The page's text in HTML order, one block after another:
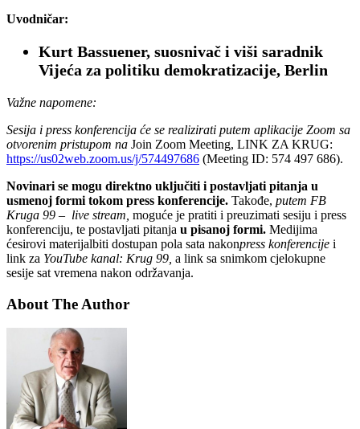
Uvodničar:
Kurt Bassuener, suosnivač i viši saradnik
Vijeća za politiku demokratizacije, Berlin
Važne napomene:
Sesija i press konferencija će se realizirati putem aplikacije Zoom sa
otvorenim pristupom na Join Zoom Meeting, LINK ZA KRUG:
https://us02web.zoom.us/j/574497686 (Meeting ID: 574 497 686).
Novinari se mogu direktno uključiti i postavljati pitanja u
usmenoj formi tokom press konferencije. Takođe, putem FB
Kruga 99 – live stream, moguće je pratiti i preuzimati sesiju i press
konferenciju, te postavljati pitanja u pisanoj formi. Medijima
ćesirovi materijalbiti dostupan pola sata nakonpress konferencije i
link za YouTube kanal: Krug 99, a link sa snimkom cjelokupne
sesije sat vremena nakon održavanja.
About The Author